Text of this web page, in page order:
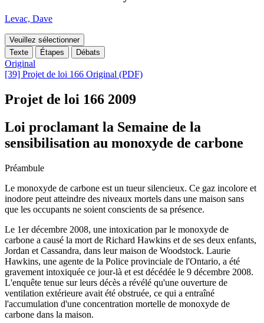
Levac, Dave
Veuillez sélectionner
Texte
Étapes Débats
Original
[39] Projet de loi 166 Original (PDF)
Projet de loi 166 2009
Loi proclamant la Semaine de la
sensibilisation au monoxyde de carbone
Préambule
Le monoxyde de carbone est un tueur silencieux. Ce gaz incolore et
inodore peut atteindre des niveaux mortels dans une maison sans
que les occupants ne soient conscients de sa présence.
Le 1er décembre 2008, une intoxication par le monoxyde de
carbone a causé la mort de Richard Hawkins et de ses deux enfants,
Jordan et Cassandra, dans leur maison de Woodstock. Laurie
Hawkins, une agente de la Police provinciale de l'Ontario, a été
gravement intoxiquée ce jour-là et est décédée le 9 décembre 2008.
L'enquête tenue sur leurs décès a révélé qu'une ouverture de
ventilation extérieure avait été obstruée, ce qui a entraîné
l'accumulation d'une concentration mortelle de monoxyde de
carbone dans la maison.